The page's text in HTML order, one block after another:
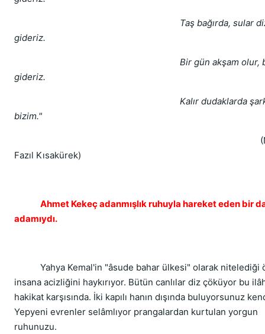
Taş bağırda, sular
gideriz.
Bir gün akşam olur, biz
gideriz.
Kalır dudaklarda
bizim."
Fazıl Kısakürek)
Ahmet Kekeç adanmışlık ruhuyla hareket eden bir
adamıydı.
Yahya Kemal'in "âsude bahar ülkesi" olarak nitelediği
insana acizliğini haykırıyor. Bütün canlılar diz çöküyor bu
hakikat karşısında. İki kapılı hanın dışında buluyorsunuz
Yepyeni evrenler selâmlıyor prangalardan kurtulan yorgun
ruhunuzu.